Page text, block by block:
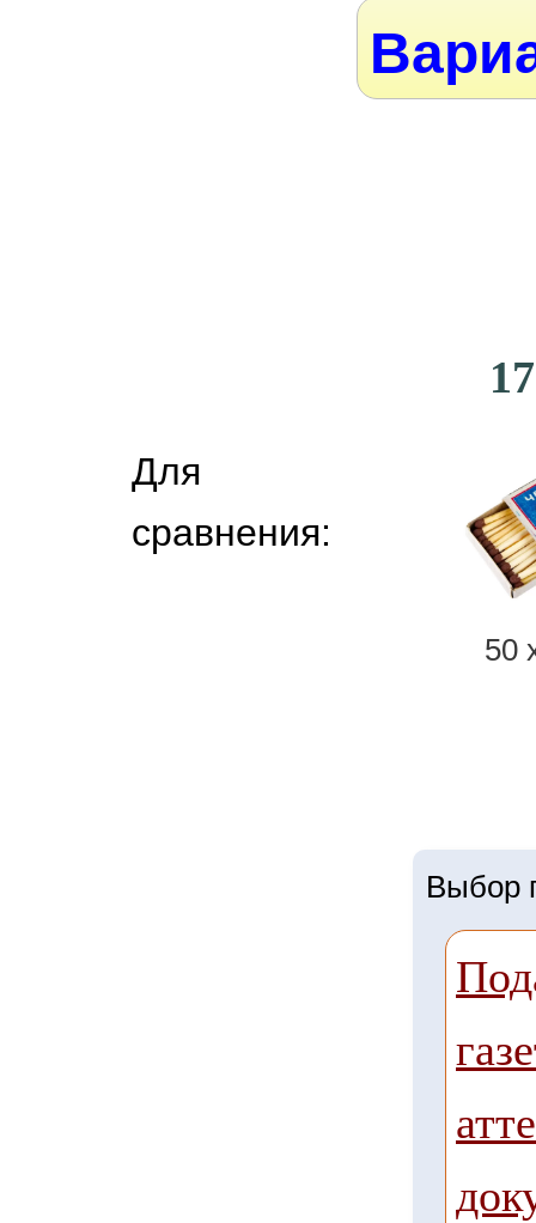
Для
сравнения:
50
Выбор